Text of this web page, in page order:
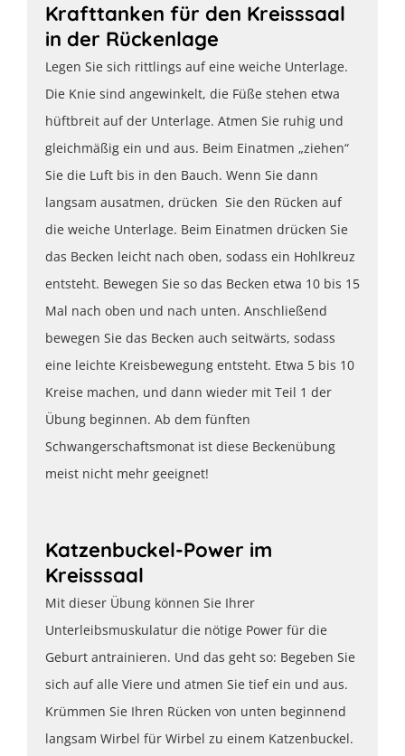
Krafttanken für den Kreisssaal
in der Rückenlage
Legen Sie sich rittlings auf eine weiche Unterlage.
Die Knie sind angewinkelt, die Füße stehen etwa
hüftbreit auf der Unterlage. Atmen Sie ruhig und
gleichmäßig ein und aus. Beim Einatmen „ziehen“
Sie die Luft bis in den Bauch. Wenn Sie dann
langsam ausatmen, drücken Sie den Rücken auf
die weiche Unterlage. Beim Einatmen drücken Sie
das Becken leicht nach oben, sodass ein Hohlkreuz
entsteht. Bewegen Sie so das Becken etwa 10 bis 15
Mal nach oben und nach unten. Anschließend
bewegen Sie das Becken auch seitwärts, sodass
eine leichte Kreisbewegung entsteht. Etwa 5 bis 10
Kreise machen, und dann wieder mit Teil 1 der
Übung beginnen. Ab dem fünften
Schwangerschaftsmonat ist diese Beckenübung
meist nicht mehr geeignet!
Katzenbuckel-Power im
Kreisssaal
Mit dieser Übung können Sie Ihrer
Unterleibsmuskulatur die nötige Power für die
Geburt antrainieren. Und das geht so: Begeben Sie
sich auf alle Viere und atmen Sie tief ein und aus.
Krümmen Sie Ihren Rücken von unten beginnend
langsam Wirbel für Wirbel zu einem Katzenbuckel.